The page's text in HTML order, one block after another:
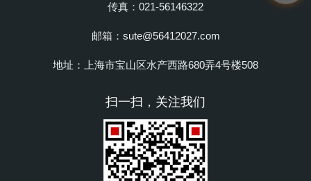
传真：021-56146322
邮箱：sute@56412027.com
地址：上海市宝山区水产西路680弄4号楼508
扫一扫，关注我们